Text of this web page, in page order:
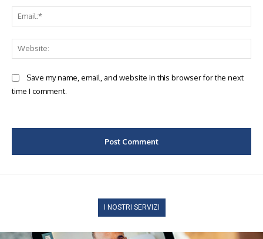
Save my name, email, and website in this browser for the next
time I comment.
I NOSTRI SERVIZI